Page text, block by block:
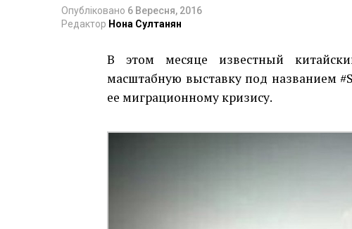
Опубліковано 6 Вересня, 2016
Редактор Нона Султанян
В этом месяце известный
масштабную выставку под названием
ее миграционному кризису.